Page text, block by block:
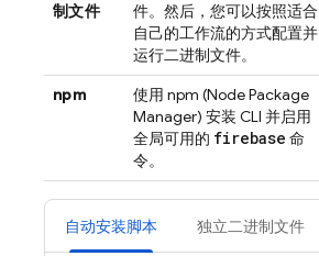
制文件
件。然后，您可以按照适合
自己的工作流的方式配置并
运行二进制文件。
npm
使用 npm (Node Package
Manager) 安装 CLI 并启用
全局可用的 firebase 命
令。
自动安装脚本 独立二进制文件